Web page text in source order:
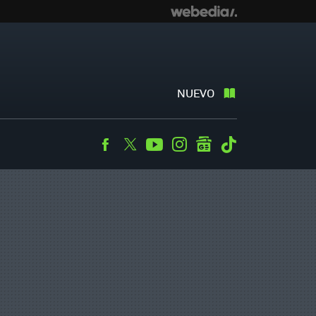
NUEVO
Facebook
TwitterYoutubeInstagramgooglenews